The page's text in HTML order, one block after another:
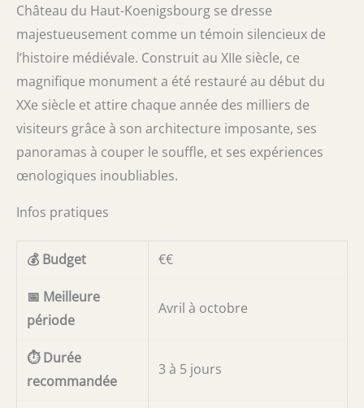
Château du Haut-Koenigsbourg se dresse
majestueusement comme un témoin silencieux de
l’histoire médiévale. Construit au XIIe siècle, ce
magnifique monument a été restauré au début du
XXe siècle et attire chaque année des milliers de
visiteurs grâce à son architecture imposante, ses
panoramas à couper le souffle, et ses expériences
œnologiques inoubliables.
Infos pratiques
💰 Budget €€
📅 Meilleure
période
Avril à octobre
⏱️ Durée
recommandée
3 à 5 jours